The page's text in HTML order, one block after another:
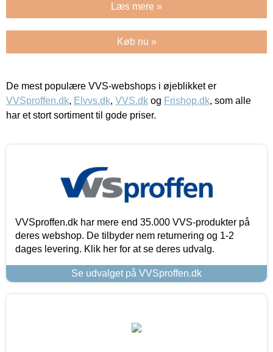
Læs mere »
Køb nu »
De mest populære VVS-webshops i øjeblikket er
VVSproffen.dk, Elvvs.dk, VVS.dk og Frishop.dk, som alle
har et stort sortiment til gode priser.
VVSproffen.dk har mere end 35.000 VVS-produkter på
deres webshop. De tilbyder nem returnering og 1-2
dages levering. Klik her for at se deres udvalg.
Se udvalget på VVSproffen.dk